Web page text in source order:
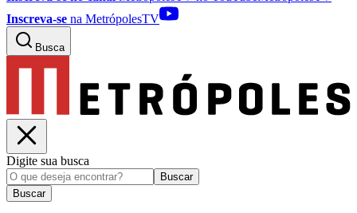
Inscreva-se na MetrópolesTV
Busca
Digite sua busca
Buscar
Buscar